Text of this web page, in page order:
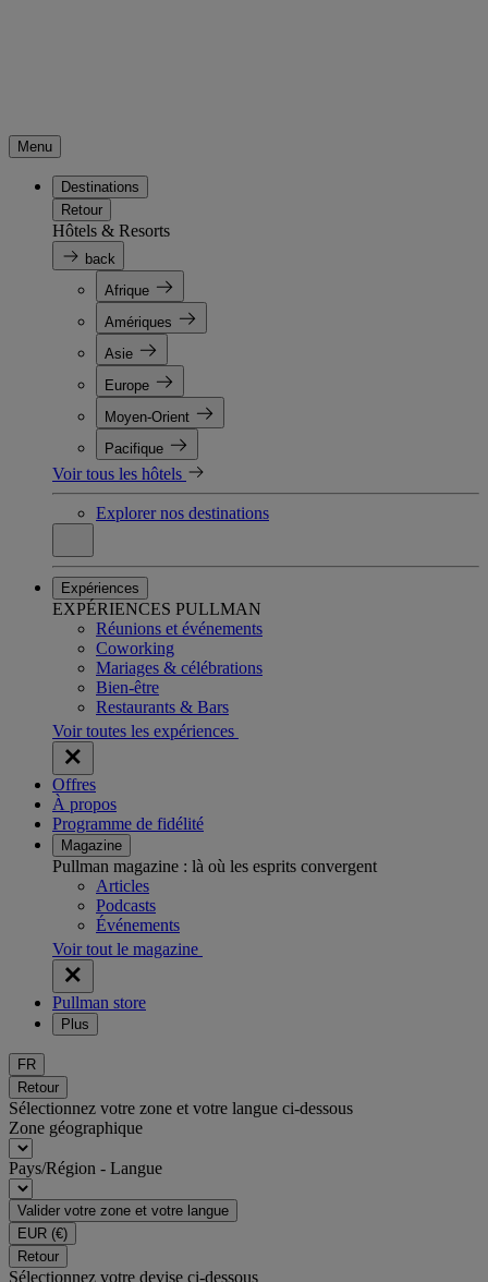
Menu
Destinations
Retour
Hôtels & Resorts
back
Afrique
Amériques
Asie
Europe
Moyen-Orient
Pacifique
Voir tous les hôtels
Explorer nos destinations
Expériences
EXPÉRIENCES PULLMAN
Réunions et événements
Coworking
Mariages & célébrations
Bien-être
Restaurants & Bars
Voir toutes les expériences
Offres
À propos
Programme de fidélité
Magazine
Pullman magazine : là où les esprits convergent
Articles
Podcasts
Événements
Voir tout le magazine
Pullman store
Plus
FR
Retour
Sélectionnez votre zone et votre langue ci-dessous
Zone géographique
Pays/Région - Langue
Valider votre zone et votre langue
EUR (€)
Retour
Sélectionnez votre devise ci-dessous